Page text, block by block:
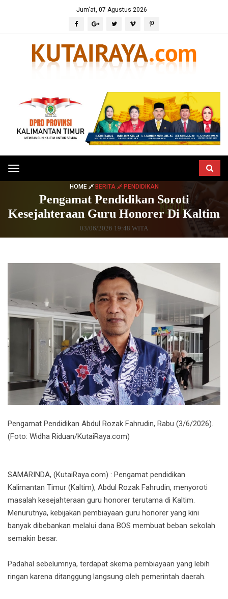
Jum'at, 07 Agustus 2026
Toggle
navigation
HOME BERITA PENDIDIKAN
Pengamat Pendidikan Soroti
Kesejahteraan Guru Honorer Di Kaltim
03/06/2026 19:48 WITA
Pengamat Pendidikan Abdul Rozak Fahrudin, Rabu (3/6/2026).
(Foto: Widha Riduan/KutaiRaya.com)
SAMARINDA, (KutaiRaya.com) : Pengamat pendidikan
Kalimantan Timur (Kaltim), Abdul Rozak Fahrudin, menyoroti
masalah kesejahteraan guru honorer terutama di Kaltim.
Menurutnya, kebijakan pembiayaan guru honorer yang kini
banyak dibebankan melalui dana BOS membuat beban sekolah
semakin besar.
Padahal sebelumnya, terdapat skema pembiayaan yang lebih
ringan karena ditanggung langsung oleh pemerintah daerah.